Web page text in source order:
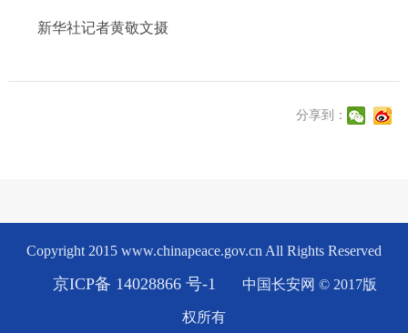
新华社记者黄敬文摄
分享到：
Copyright 2015 www.chinapeace.gov.cn All Rights Reserved
京ICP备 14028866 号-1 中国长安网 © 2017版
权所有